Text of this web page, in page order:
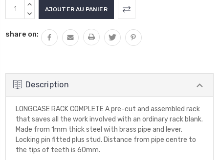
AUGMENTER
LA
:
DIMINUER
QUANTITÉ
share on:
Description
LONGCASE RACK COMPLETE A pre-cut and assembled rack
that saves all the work involved with an ordinary rack blank.
Made from 1mm thick steel with brass pipe and lever.
Locking pin fitted plus stud. Distance from pipe centre to
the tips of teeth is 60mm.